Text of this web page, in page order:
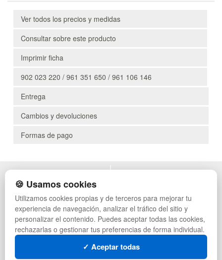
Ver todos los precios y medidas
Consultar sobre este producto
Imprimir ficha
902 023 220 / 961 351 650 / 961 106 146
Entrega
Cambios y devoluciones
Formas de pago
POLÍTICA DE PRIVACIDAD
CONDICIONES DE USO
CAMBIOS Y DEVOLUCIONES
CONTACTO
QUIENES SOMOS
MAPA WEB
PREGUNTAS FRECUENTES
MUEBLES VINTAGE
TIENDA DE DEPORTES
MUEBLES HOSTELERÍA
SUMINISTROS HOSTELERÍA
LOTES DE NAVIDAD
GESTIÓN DE RESIDUOS
🍪 Usamos cookies
Utilizamos cookies propias y de terceros para mejorar tu
experiencia de navegación, analizar el tráfico del sitio y
personalizar el contenido. Puedes aceptar todas las cookies,
rechazarlas o gestionar tus preferencias de forma individual.
✓ Aceptar todas